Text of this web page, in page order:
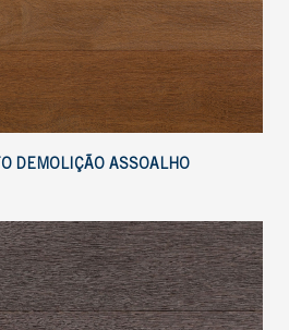
DEMOLIÇÃO ASSOALHO